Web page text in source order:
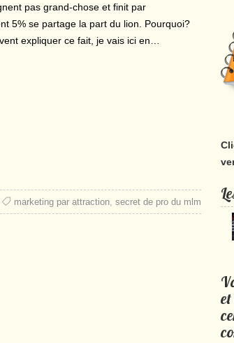
pas grand-chose et finit par
5% se partage la part du lion. Pourquoi?
expliquer ce fait, je vais ici en…
marketing par attraction, secret de pro du mlm